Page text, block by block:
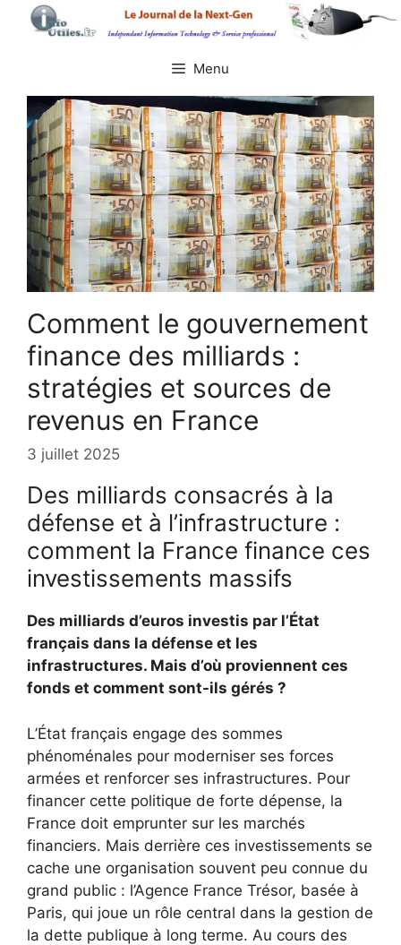
Aller
Menu
Comment le gouvernement
finance des milliards :
stratégies et sources de
revenus en France
3 juillet 2025
Des milliards consacrés à la
défense et à l’infrastructure :
comment la France finance ces
investissements massifs
Des milliards d’euros investis par l’État
français dans la défense et les
infrastructures. Mais d’où proviennent ces
fonds et comment sont-ils gérés ?
L’État français engage des sommes
phénoménales pour moderniser ses forces
armées et renforcer ses infrastructures. Pour
financer cette politique de forte dépense, la
France doit emprunter sur les marchés
financiers. Mais derrière ces investissements se
cache une organisation souvent peu connue du
grand public : l’Agence France Trésor, basée à
Paris, qui joue un rôle central dans la gestion de
la dette publique à long terme. Au cours des